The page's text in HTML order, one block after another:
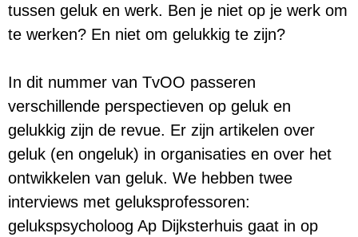
tussen geluk en werk. Ben je niet op je werk om
te werken? En niet om gelukkig te zijn?
In dit nummer van TvOO passeren
verschillende perspectieven op geluk en
gelukkig zijn de revue. Er zijn artikelen over
geluk (en ongeluk) in organisaties en over het
ontwikkelen van geluk. We hebben twee
interviews met geluksprofessoren:
gelukspsycholoog Ap Dijksterhuis gaat in op